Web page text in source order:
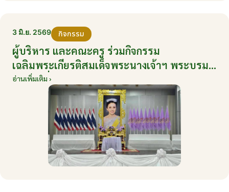
3 มิ.ย. 2569 กิจกรรม
ผู้บริหาร และคณะครู ร่วมกิจกรรม
เฉลิมพระเกียรติสมเด็จพระนางเจ้าฯ พระบรม
ราชินี เนื่องในโอกาสวันเฉลิมพระชนมพรรษา
กับหน่วยงานอำเภอเมืองบ้านโป่ง ณ ศาลา
ประชาคมริมน้ำ วันที่ 3 มิถุนายน 2569
อ่านเพิ่มเติม ›